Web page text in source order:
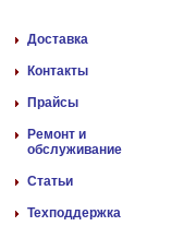
Доставка
Контакты
Прайсы
Ремонт и
обслуживание
Статьи
Техподдержка